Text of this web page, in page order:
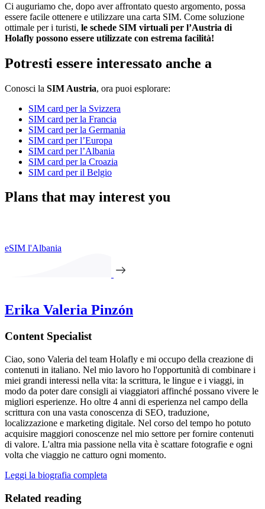
Ci auguriamo che, dopo aver affrontato questo argomento, possa
essere facile ottenere e utilizzare una carta SIM. Come soluzione
ottimale per i turisti, le schede SIM virtuali per l’Austria di
Holafly possono essere utilizzate con estrema facilità!
Potresti essere interessato anche a
Conosci la SIM Austria, ora puoi esplorare:
SIM card per la Svizzera
SIM card per la Francia
SIM card per la Germania
SIM card per l’Europa
SIM card per l’Albania
SIM card per la Croazia
SIM card per il Belgio
Plans that may interest you
eSIM l'Albania
Erika Valeria Pinzón
Content Specialist
Ciao, sono Valeria del team Holafly e mi occupo della creazione di
contenuti in italiano. Nel mio lavoro ho l'opportunità di combinare i
miei grandi interessi nella vita: la scrittura, le lingue e i viaggi, in
modo da poter dare consigli ai viaggiatori affinché possano vivere le
migliori esperienze. Ho oltre 4 anni di esperienza nel campo della
scrittura con una vasta conoscenza di SEO, traduzione,
localizzazione e marketing digitale. Nel corso del tempo ho potuto
acquisire maggiori conoscenze nel mio settore per fornire contenuti
di valore. L'altra mia passione nella vita è scattare fotografie e ogni
volta che viaggio ne catturo ogni momento.
Leggi la biografia completa
Related reading